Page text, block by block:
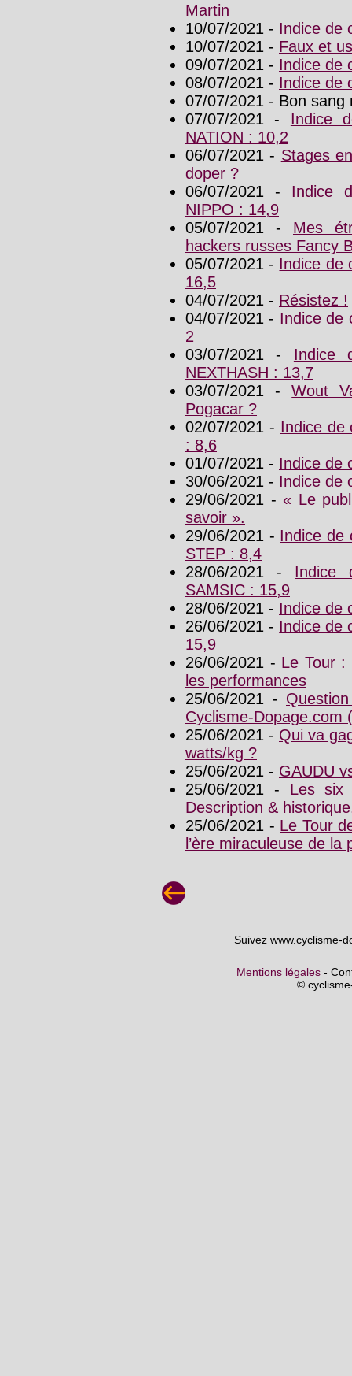
Martin
10/07/2021 - Indice de
10/07/2021 - Faux et
09/07/2021 - Indice de
08/07/2021 - Indice de
07/07/2021 - Bon sang
07/07/2021 - Indice
NATION : 10,2
06/07/2021 - Stages
doper ?
06/07/2021 - Indice
NIPPO : 14,9
05/07/2021 - Mes
hackers russes Fancy
05/07/2021 - Indice de
16,5
04/07/2021 - Résistez !
04/07/2021 - Indice de
2
03/07/2021 - Indice
NEXTHASH : 13,7
03/07/2021 -Wout
Pogacar ?
02/07/2021 - Indice de
: 8,6
01/07/2021 - Indice de
30/06/2021 - Indice de
29/06/2021 - « Le
savoir ».
29/06/2021 - Indice de
STEP : 8,4
28/06/2021 - Indice
SAMSIC : 15,9
28/06/2021 - Indice de
26/06/2021 - Indice de
15,9
26/06/2021 - Le Tour :
les performances
25/06/2021 -
Cyclisme-Dopage.com
25/06/2021 - Qui va
watts/kg ?
25/06/2021 - GAUDU
25/06/2021 - Les six
Description &
25/06/2021 - Le Tour
l’ère miraculeuse de
Suivez www.cyclisme-
Mentions légales-
©